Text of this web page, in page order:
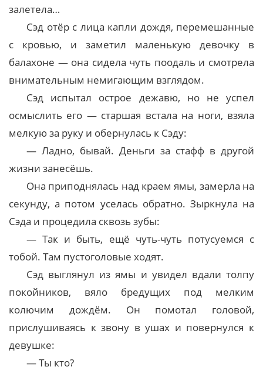
залетела…
Сэд отёр с лица капли дождя, перемешанные
с кровью, и заметил маленькую девочку в
балахоне — она сидела чуть поодаль и смотрела
внимательным немигающим взглядом.
Сэд испытал острое дежавю, но не успел
осмыслить его — старшая встала на ноги, взяла
мелкую за руку и обернулась к Сэду:
— Ладно, бывай. Деньги за стафф в другой
жизни занесёшь.
Она приподнялась над краем ямы, замерла на
секунду, а потом уселась обратно. Зыркнула на
Сэда и процедила сквозь зубы:
— Так и быть, ещё чуть-чуть потусуемся с
тобой. Там пустоголовые ходят.
Сэд выглянул из ямы и увидел вдали толпу
покойников, вяло бредущих под мелким
колючим дождём. Он помотал головой,
прислушиваясь к звону в ушах и повернулся к
девушке:
— Ты кто?